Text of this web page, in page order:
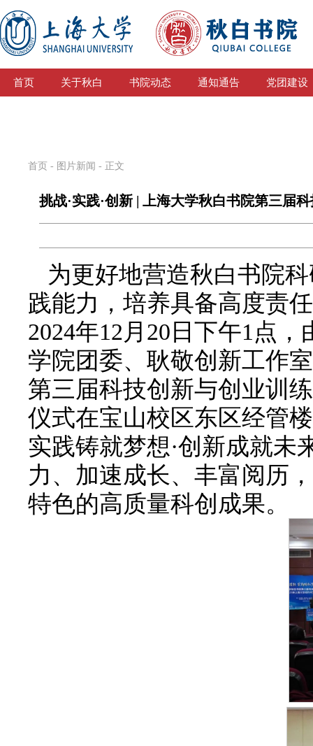
首页 关于秋白 书院动态 通知通告 党团建设
首页 - 图片新闻 - 正文
挑战·实践·创新 | 上海大学秋白书院第三届
为更好地营造秋白书院
践能力，培养具备高度责
2024年12月20日下午1点
学院团委、耿敬创新工作
第三届科技创新与创业训
仪式在宝山校区东区经管
实践铸就梦想·创新成就未
力、加速成长、丰富阅历
特色的高质量科创成果。